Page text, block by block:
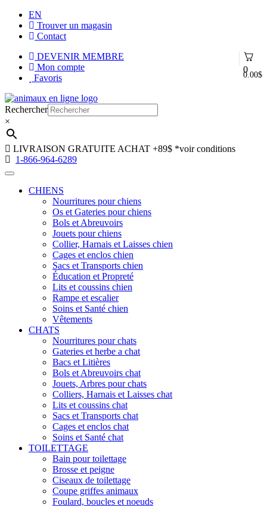
EN
Trouver un magasin
Contact
0
0.00$
DEVENIR MEMBRE
Mon compte
Favoris
Aller
à
la
navigation
Aller
au
contenu
Rechercher
×
LIVRAISON GRATUITE ACHAT +89$ *voir conditions
1-866-964-6289
CHIENS
Nourritures pour chiens
Os et Gateries pour chiens
Bols et Abreuvoirs
Jouets pour chiens
Collier, Harnais et Laisses chien
Cages et enclos chien
Sacs et Transports chien
Éducation et Propreté
Lits et coussins chien
Rampe et escalier
Soins et Santé chien
Vêtements
CHATS
Nourritures pour chats
Gateries et herbe a chat
Bacs et Litières
Bols et Abreuvoirs chat
Jouets, Arbres pour chats
Colliers, Harnais et Laisses chat
Lits et coussins chat
Sacs et Transports chat
Cages et enclos chat
Soins et Santé chat
TOILETTAGE
Bain pour toilettage
Brosse et peigne
Ciseaux de toilettage
Coupe griffes animaux
Foulard, boucles et noeuds